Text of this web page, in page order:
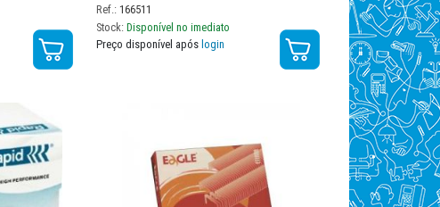
Ref.: 166511
Stock:Disponível no imediato
Preço disponível apóslogin